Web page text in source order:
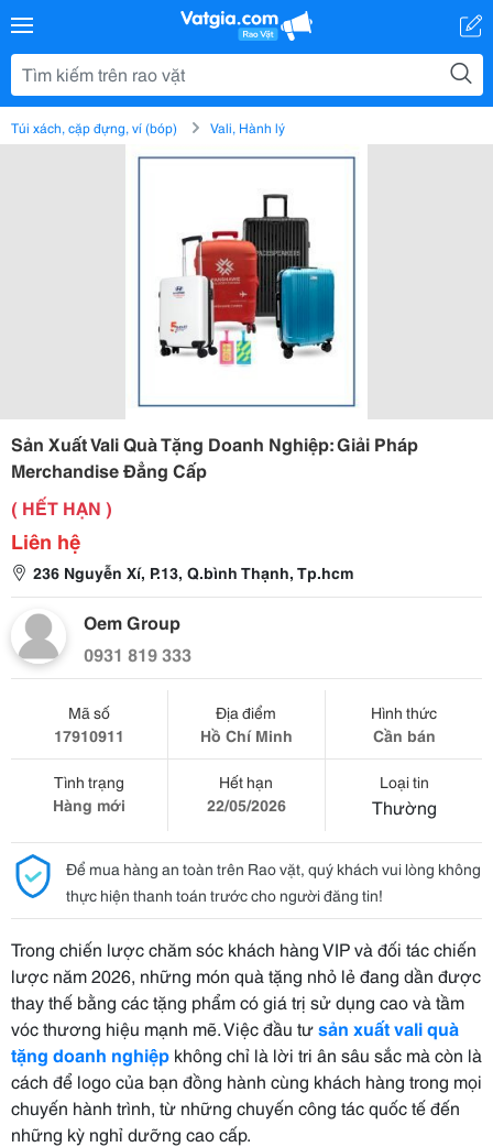
Túi xách, cặp đựng, ví (bóp) Vali, Hành lý
Sản Xuất Vali Quà Tặng Doanh Nghiệp: Giải Pháp
Merchandise Đẳng Cấp
( HẾT HẠN )
Liên hệ
236 Nguyễn Xí, P.13, Q.bình Thạnh, Tp.hcm
Oem Group
0931 819 333
Mã số
17910911
Địa điểm
Hồ Chí Minh
Hình thức
Cần bán
Tình trạng
Hàng mới
Hết hạn
22/05/2026
Loại tin
Thường
Để mua hàng an toàn trên Rao vặt, quý khách vui lòng không
thực hiện thanh toán trước cho người đăng tin!
Trong chiến lược chăm sóc khách hàng VIP và đối tác chiến
lược năm 2026, những món quà tặng nhỏ lẻ đang dần được
thay thế bằng các tặng phẩm có giá trị sử dụng cao và tầm
vóc thương hiệu mạnh mẽ. Việc đầu tưsản xuất vali quà
tặng doanh nghiệp không chỉ là lời tri ân sâu sắc mà còn là
cách để logo của bạn đồng hành cùng khách hàng trong mọi
chuyến hành trình, từ những chuyến công tác quốc tế đến
những kỳ nghỉ dưỡng cao cấp.